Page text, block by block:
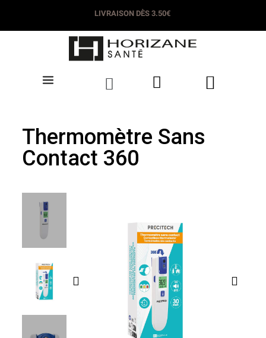
LIVRAISON DÈS 3.50€
Thermomètre Sans
Contact 360